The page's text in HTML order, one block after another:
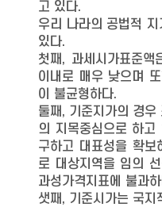
고 있다.
우리 나라의 공법적
있다.
첫째, 과세시가표준
이내로 매우 낮으며
이 불균형하다.
둘째, 기준지가의 경
의 지목중심으로 하고
구하고 대표성을 확보
로 대상지역을 임의
과성가격지표에 불과
샛째, 기준시가는 국지